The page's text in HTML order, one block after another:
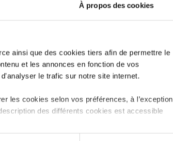
À propos des cookies
ainsi que des cookies tiers afin de permettre le
et les annonces en fonction de vos
le trafic sur notre site internet.
les cookies selon vos préférences, à l’exception
des différents cookies est accessible